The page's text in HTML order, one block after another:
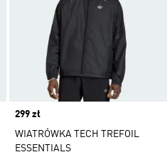
Price
299 zł
WIATRÓWKA TECH TREFOIL
ESSENTIALS